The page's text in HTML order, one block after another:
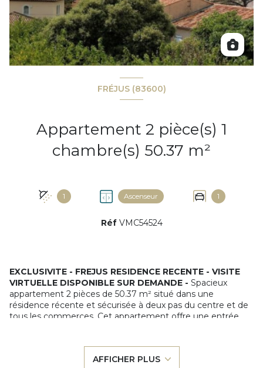
FRÉJUS (83600)
Appartement 2 pièce(s) 1
chambre(s) 50.37 m²
1 Ascenseur 1
Réf VMC54524
EXCLUSIVITE - FREJUS RESIDENCE RECENTE - VISITE
VIRTUELLE DISPONIBLE SUR DEMANDE - Spacieux
appartement 2 pièces de 50.37 m² situé dans une
résidence récente et sécurisée à deux pas du centre et de
tous les commerces. Cet appartement offre une entrée
central avec rangements, une vaste chambre avec espace
bureau et placard et une salle d'eau avec WC. Le séjour et
AFFICHER PLUS